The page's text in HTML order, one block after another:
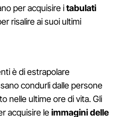
per acquisire itabulati
risalire ai suoi ultimi
è di estrapolare
condurli dalle persone
nelle ultime ore di vita. Gli
acquisire leimmagini delle